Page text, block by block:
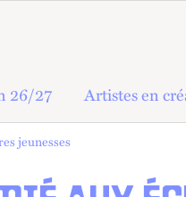
26/27 Artistes en
jeunesses